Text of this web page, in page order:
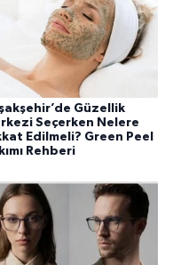
Güzellik
Seçerken Nelere
Edilmeli? Green Peel
Rehberi